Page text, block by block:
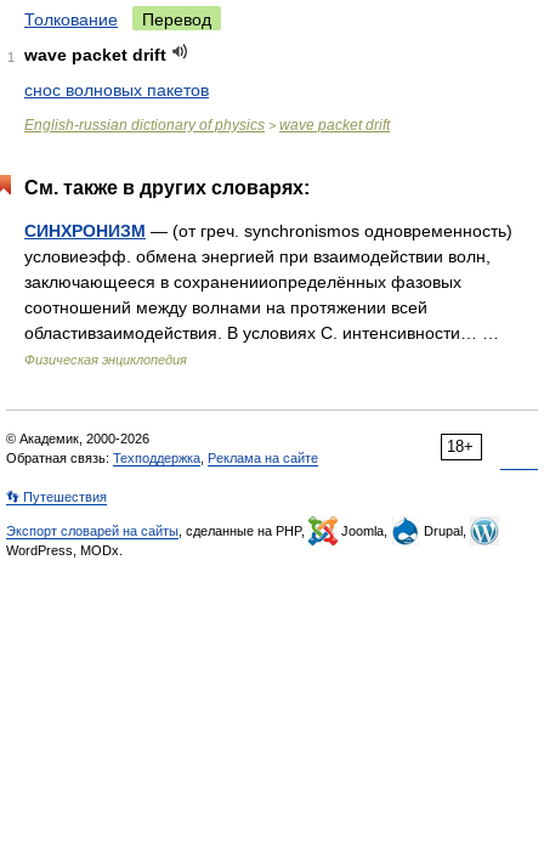
Толкование Перевод
1
wave packet drift
снос волновых пакетов
English-russian dictionary of physics > wave packet drift
См. также в других словарях:
СИНХРОНИЗМ — (от греч. synchronismos одновременность)
условиеэфф. обмена энергией при взаимодействии волн,
заключающееся в сохраненииопределённых фазовых
соотношений между волнами на протяжении всей
областивзаимодействия. В условиях С. интенсивности… …
Физическая энциклопедия
18+
© Академик, 2000-2026
Обратная связь: Техподдержка Реклама на сайте
👣 Путешествия
Экспорт словарей на сайты , сделанные на PHP, Joomla,
Drupal,
WordPress, MODx.